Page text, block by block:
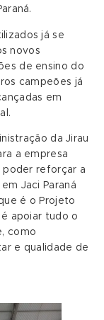
já se
novos
de ensino do
campeões já
em
da Jirau
a empresa
poder reforçar a
Jaci Paraná
é o Projeto
apoiar tudo o
como
e qualidade de